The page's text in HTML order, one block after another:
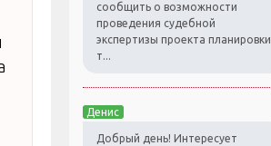
сообщить о возможности
проведения судебной
экспертизы проекта планировки
т...
Денис
Добрый день! Интересует